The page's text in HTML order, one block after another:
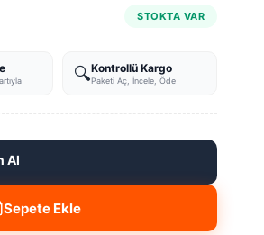
STOKTA VAR
🔍Kontrollü Kargo
Paketi Aç, İncele, Öde
Al
Sepete Ekle